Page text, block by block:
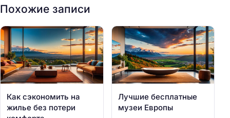
Похожие записи
Как сэкономить на
жилье без потери
Лучшие бесплатные
музеи Европы